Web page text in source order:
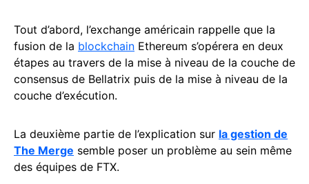
Tout d’abord, l’exchange américain rappelle que la
fusion de la blockchain Ethereum s’opérera en deux
étapes au travers de la mise à niveau de la couche de
consensus de Bellatrix puis de la mise à niveau de la
couche d’exécution.
La deuxième partie de l’explication sur la gestion de
The Merge semble poser un problème au sein même
des équipes de FTX.